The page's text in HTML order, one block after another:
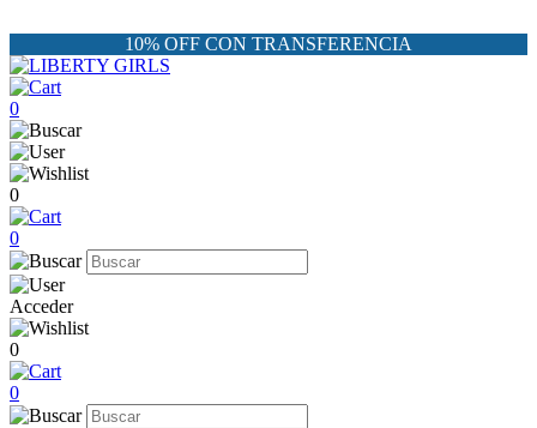
10% OFF CON TRANSFERENCIA
0
0
0
Acceder
0
0